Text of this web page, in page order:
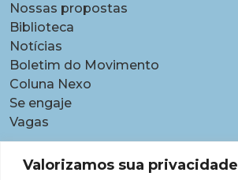
Valorizamos sua privacidade
Nossas propostas
Biblioteca
Notícias
Boletim do Movimento
Coluna Nexo
Se engaje
Vagas
Pautas